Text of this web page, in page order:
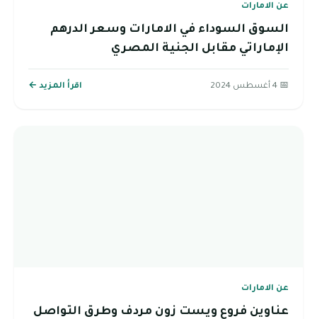
عن الامارات
السوق السوداء في الامارات وسعر الدرهم
الإماراتي مقابل الجنية المصري
📅 4 أغسطس 2024 اقرأ المزيد ←
عن الامارات
عناوين فروع ويست زون مردف وطرق التواصل